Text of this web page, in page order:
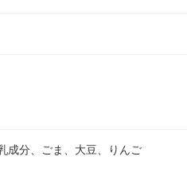
成分、ごま、大豆、りんご